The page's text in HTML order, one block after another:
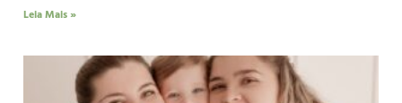
Leia Mais »